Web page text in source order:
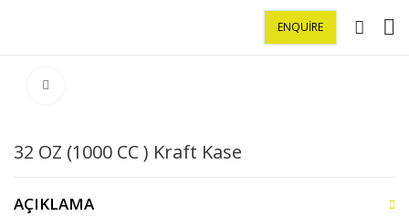
ENQUIRE
32 OZ (1000 CC ) Kraft Kase
AÇIKLAMA